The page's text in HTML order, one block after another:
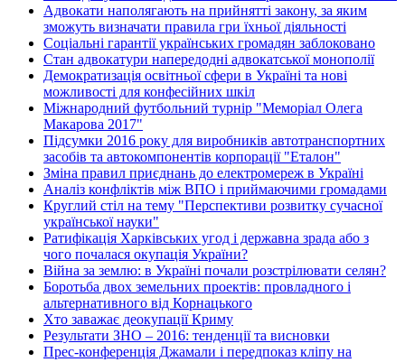
Адвокати наполягають на прийнятті закону, за яким
зможуть визначати правила гри їхньої діяльності
Соціальні гарантії українських громадян заблоковано
Стан адвокатури напередодні адвокатської монополії
Демократизація освітньої сфери в Україні та нові
можливості для конфесійних шкіл
Міжнародний футбольний турнір "Меморіал Олега
Макарова 2017"
Підсумки 2016 року для виробників автотранспортних
засобів та автокомпонентів корпорації "Еталон"
Зміна правил приєднань до електромереж в Україні
Аналіз конфліктів між ВПО і приймаючими громадами
Круглий стіл на тему "Перспективи розвитку сучасної
української науки"
Ратифікація Харківських угод і державна зрада або з
чого почалася окупація України?
Війна за землю: в Україні почали розстрілювати селян?
Боротьба двох земельних проектів: провладного і
альтернативного від Корнацького
Хто заважає деокупації Криму
Результати ЗНО – 2016: тенденції та висновки
Прес-конференція Джамали і передпоказ кліпу на